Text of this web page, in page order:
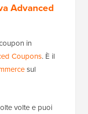
Advanced
in
Coupons. È il
sul
volte e puoi